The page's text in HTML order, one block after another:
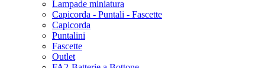
Lampade miniatura
Capicorda - Puntali - Fascette
Capicorda
Puntalini
Fascette
Outlet